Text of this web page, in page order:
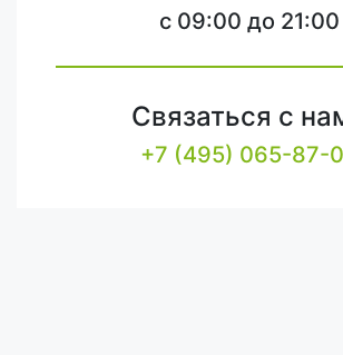
c 09:00 до 21:00
Связаться с
+7 (495) 065-87-